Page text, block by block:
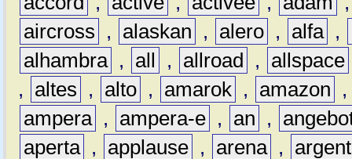
aircross
, alaskan , alero , alfa ,
alhambra , all , allroad , allspace
,
altes , alto , amarok , amazon
ampera , ampera-e , an ,
aperta , applause , arena ,